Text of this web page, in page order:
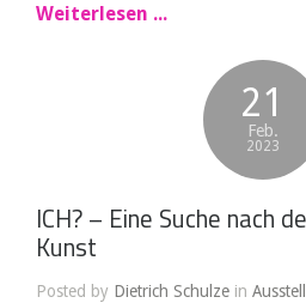
Weiterlesen ...
21
Feb.
2023
ICH? – Eine Suche nach
Kunst
Posted by Dietrich Schulze in